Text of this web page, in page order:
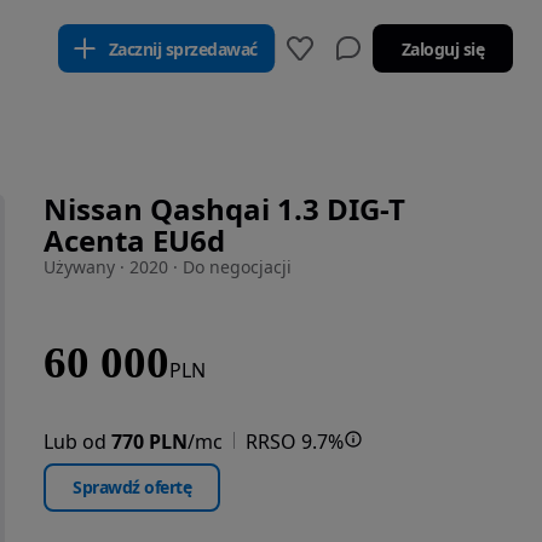
Zacznij sprzedawać Zaloguj się
Nissan Qashqai 1.3 DIG-T
Acenta EU6d
Używany · 2020 · Do negocjacji
60 000PLN
Lub od 770 PLN/mc RRSO 9.7%
Sprawdź ofertę